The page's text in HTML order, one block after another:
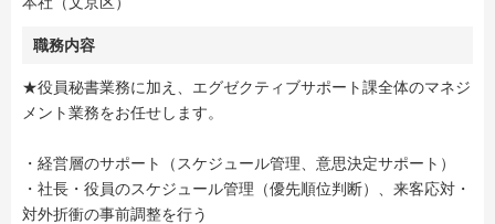
職務内容
★役員秘書業務に加え、エグゼクティブサポート課全体のマネジ
メント業務をお任せします。
・経営層のサポート（スケジュール管理、意思決定サポート）
・社⾧・役員のスケジュール管理（優先順位判断）、来客応対・
対外折衝の事前調整を行う